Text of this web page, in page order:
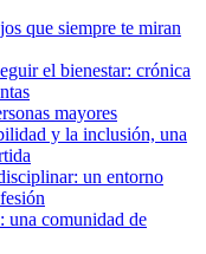
que siempre te miran
el bienestar: crónica
mayores
y la inclusión, una
un entorno
una comunidad de